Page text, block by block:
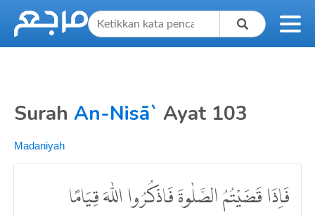
Surah An-Nisā` Ayat 103
Madaniyah
فَاِذَا قَضَيْتُمُ الصَّلٰوةَ فَاذْكُرُوا اللّٰهَ قِيَامًا